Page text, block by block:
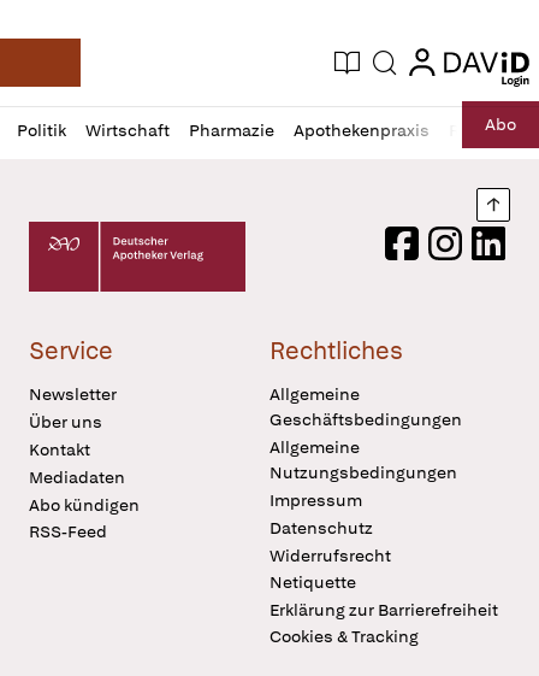
Deutsche Apotheker Zeitung
Aktuelle Ausgabe
Suche login
login
Politik Wirtschaft Pharmazie Apothekenpraxis RechtAbo
Profil
öffnen
Daz
Pur
Deutscher Apotheker Verlag Logo
FacebookInstagram
Service
Newsletter
Über uns
Kontakt
Mediadaten
Abo kündigen
RSS-Feed
Rechtliches
Allgemeine
Geschäftsbedingungen
Allgemeine
Nutzungsbedingungen
Impressum
Datenschutz
Widerrufsrecht
Netiquette
Erklärung zur Barrierefreiheit
Cookies & Tracking